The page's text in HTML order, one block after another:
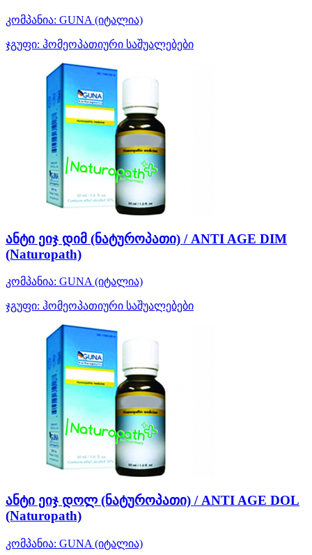
კომპანია: GUNA (იტალია)
ჯგუფი: ჰომეოპათიური საშუალებები
ანტი ეიჯ დიმ (ნატუროპათი) / ANTI AGE DIM
(Naturopath)
კომპანია: GUNA (იტალია)
ჯგუფი: ჰომეოპათიური საშუალებები
ანტი ეიჯ დოლ (ნატუროპათი) / ANTI AGE DOL
(Naturopath)
კომპანია: GUNA (იტალია)